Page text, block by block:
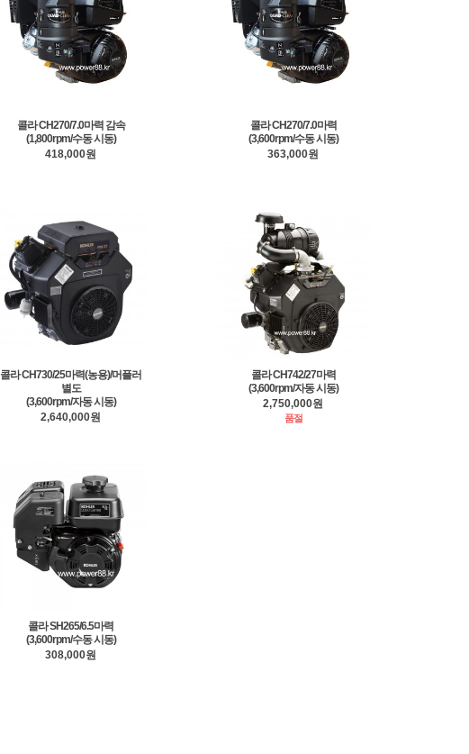
콜라 CH270/7.0마력 감속
(1,800rpm/수동 시동)
418,000원
콜라 CH270/7.0마력
(3,600rpm/수동 시동)
363,000원
콜라 CH730/25마력(농용)/머플러
별도
(3,600rpm/자동 시동)
2,640,000원
콜라 CH742/27마력
(3,600rpm/자동 시동)
2,750,000원
품절
콜라 SH265/6.5마력
(3,600rpm/수동 시동)
308,000원